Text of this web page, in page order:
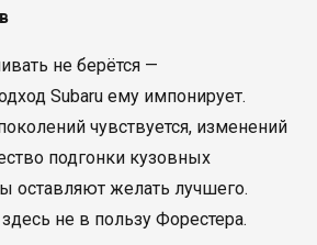
не берётся —
Subaru ему импонирует.
чувствуется, изменений
подгонки кузовных
оставляют желать лучшего.
не в пользу Форестера.